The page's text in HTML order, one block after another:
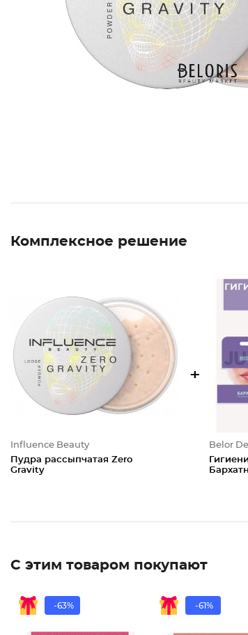
Комплексное решение
Influence Beauty
Пудра рассыпчатая Zero
Gravity
+
Belor
С этим товаром покупают
-63% -61%